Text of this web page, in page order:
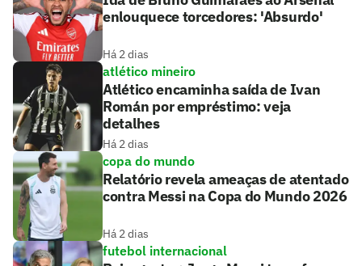
enlouquece torcedores: 'Absurdo'
Há 2 dias
atlético mineiro
Atlético encaminha saída de Ivan
Román por empréstimo: veja
detalhes
Há 2 dias
copa do mundo
Relatório revela ameaças de atentado
contra Messi na Copa do Mundo 2026
Há 2 dias
futebol internacional